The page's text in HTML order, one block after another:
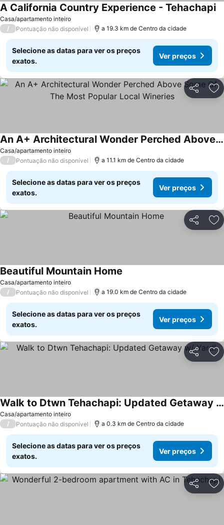
Casa/apartamento inteiro
A California Country Experience - Tehachapi
/ Pontuação não disponível a 19.3 km de Centro da cidade
Selecione as datas para ver os preços
exatos.
Ver preços
Partilhar
Casa/apartamento inteiro
An A+ Architectural Wonder Perched Above Some Of The Most Popular Local Wineries
Ver preços
/ Pontuação não disponível a 11.1 km de Centro da cidade
Selecione as datas para ver os preços
exatos.
Ver preços
Partilhar
Casa/apartamento inteiro
Beautiful Mountain Home
/ Pontuação não disponível a 19.0 km de Centro da cidade
Selecione as datas para ver os preços
exatos.
Ver preços
Partilhar
Casa/apartamento inteiro
Walk to Dtwn Tehachapi: Updated Getaway w/ Yard!
Ver preços
/ Pontuação não disponível a 0.3 km de Centro da cidade
Selecione as datas para ver os preços
exatos.
Ver preços
Partilhar